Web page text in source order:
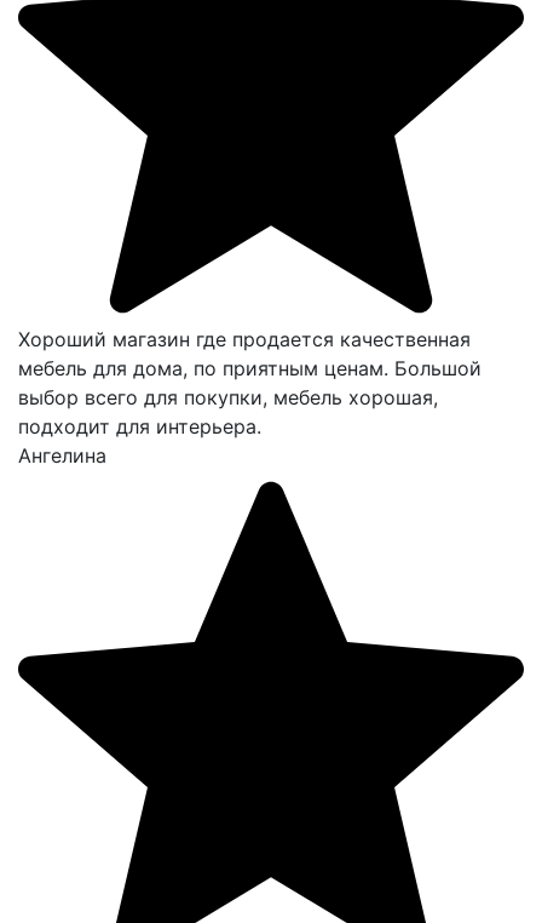
Хороший магазин где продается качественная
мебель для дома, по приятным ценам. Большой
выбор всего для покупки, мебель хорошая,
подходит для интерьера.
Ангелина